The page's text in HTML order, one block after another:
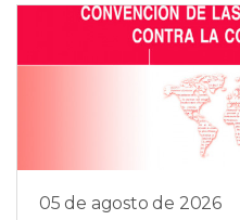
05 de agosto de 2026